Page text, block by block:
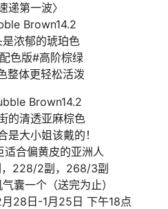
递第一波〉
Brown14.2
浓郁的琥珀色
色版#高阶棕绿
整体更轻松活泼
Brown14.2
的清透亚麻棕色
是大小姐该戴的！
适合偏黄皮的亚洲人
，228/2副，268/3副
囊一个（送完为止）
28日-1月25日 下午18点